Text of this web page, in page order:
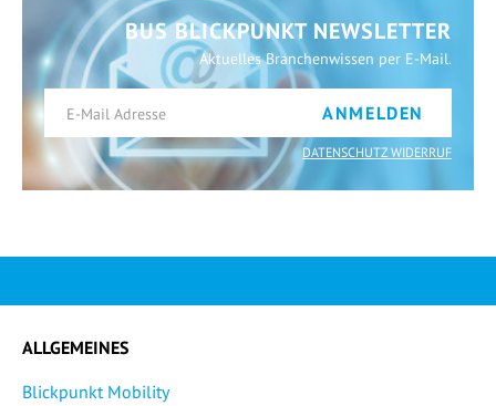
BUS BLICKPUNKT NEWSLETTER
Aktuelles Branchenwissen per E-Mail.
ANMELDEN
DATENSCHUTZ WIDERRUF
ALLGEMEINES
Blickpunkt Mobility